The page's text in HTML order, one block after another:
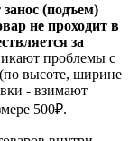
(подъем)
не проходит в
за
проблемы с
высоте, ширине
- взимают
500₽.